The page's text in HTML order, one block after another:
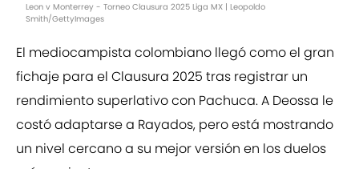
Leon v Monterrey - Torneo Clausura 2025 Liga MX | Leopoldo
Smith/GettyImages
El mediocampista colombiano llegó como el gran
fichaje para el Clausura 2025 tras registrar un
rendimiento superlativo con Pachuca. A Deossa le
costó adaptarse a Rayados, pero está mostrando
un nivel cercano a su mejor versión en los duelos